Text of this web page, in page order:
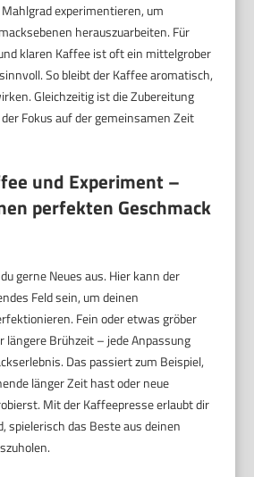
experimentieren, um
herauszuarbeiten. Für
klaren Kaffee ist oft ein mittelgrober
So bleibt der Kaffee aromatisch,
Gleichzeitig ist die Zubereitung
Fokus auf der gemeinsamen Zeit
und Experiment –
perfekten Geschmack
gerne Neues aus. Hier kann der
Feld sein, um deinen
Fein oder etwas gröber
längere Brühzeit – jede Anpassung
Das passiert zum Beispiel,
länger Zeit hast oder neue
Mit der Kaffeepresse erlaubt dir
spielerisch das Beste aus deinen